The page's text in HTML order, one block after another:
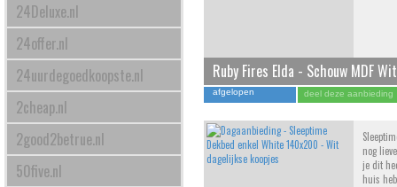
24Deluxe.nl
24offer.nl
24uurdegoedkoopste.nl
2cheap.nl
2good2betrue.nl
50five.nl
Ruby Fires Elda - Schouw MDF Wit
afgelopen deel deze aanbieding
nog
je dit
huis